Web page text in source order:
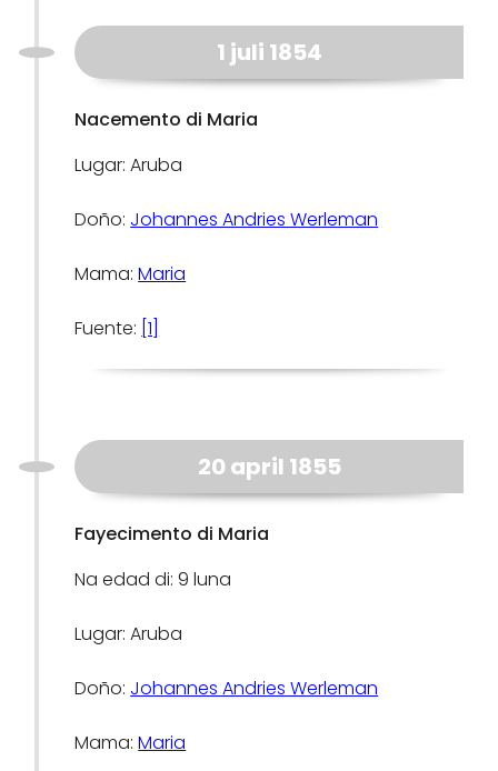
1 juli 1854
Nacemento di Maria
Lugar: Aruba
Doño: Johannes Andries Werleman
Mama:Maria
Fuente: [1]
20 april 1855
Fayecimento di Maria
Na edad di: 9 luna
Lugar: Aruba
Doño: Johannes Andries Werleman
Mama:Maria